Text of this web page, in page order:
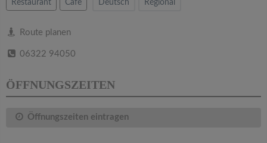
Restaurant Cafe Deutsch Regional
Route planen
06322 94050
ÖFFNUNGSZEITEN
Öffnungszeiten eintragen
i
a